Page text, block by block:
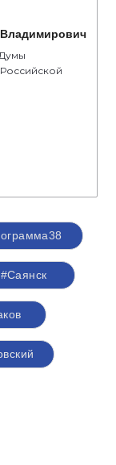
#Саянск